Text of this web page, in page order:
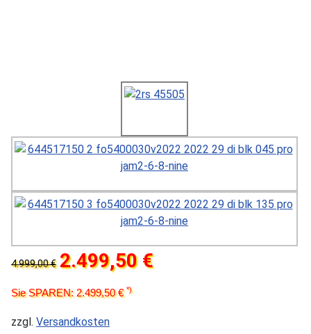
4.999,00 € 2.499,50 €
Sie SPAREN: 2.499,50 €*)
zzgl. Versandkosten